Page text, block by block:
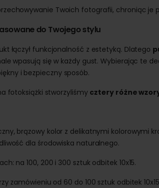
Twoich fotografii, chroniąc
do Twojego stylu
łączył funkcjonalność z estetyką. Dlatego
wpasują się w każdy gust. Wybierając te
i bezpieczny sposób.
fotoksiążki stworzyliśmy cztery różne
brązowy kolor z delikatnymi kolorowymi
dla środowiska naturalnego.
na 100, 200 i 300 sztuk odbitek 10x15.
zamówieniu od 60 do 100 sztuk odbitek